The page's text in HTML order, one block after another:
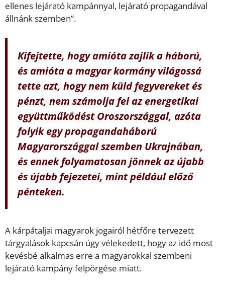
ellenes lejárató kampánnyal, lejárató propagandával
állnánk szemben”.
Kifejtette, hogy amióta zajlik a háború,
és amióta a magyar kormány világossá
tette azt, hogy nem küld fegyvereket és
pénzt, nem számolja fel az energetikai
együttműködést Oroszországgal, azóta
folyik egy propagandaháború
Magyarországgal szemben Ukrajnában,
és ennek folyamatosan jönnek az újabb
és újabb fejezetei, mint például előző
pénteken.
A kárpátaljai magyarok jogairól hétfőre tervezett
tárgyalások kapcsán úgy vélekedett, hogy az idő most
kevésbé alkalmas erre a magyarokkal szembeni
lejárató kampány felpörgése miatt.